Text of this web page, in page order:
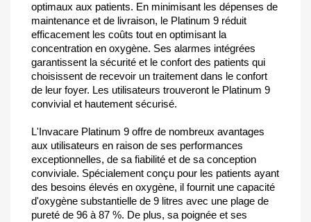
optimaux aux patients. En minimisant les dépenses de
maintenance et de livraison, le Platinum 9 réduit
efficacement les coûts tout en optimisant la
concentration en oxygène. Ses alarmes intégrées
garantissent la sécurité et le confort des patients qui
choisissent de recevoir un traitement dans le confort
de leur foyer. Les utilisateurs trouveront le Platinum 9
convivial et hautement sécurisé.
L'Invacare Platinum 9 offre de nombreux avantages
aux utilisateurs en raison de ses performances
exceptionnelles, de sa fiabilité et de sa conception
conviviale. Spécialement conçu pour les patients ayant
des besoins élevés en oxygène, il fournit une capacité
d'oxygène substantielle de 9 litres avec une plage de
pureté de 96 à 87 %. De plus, sa poignée et ses